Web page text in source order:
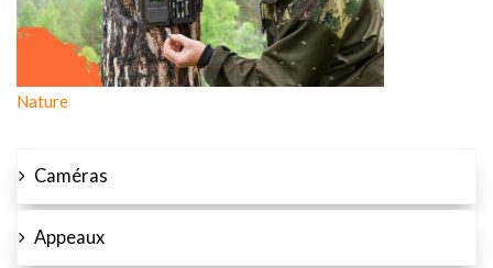
Nature
Caméras
Appeaux